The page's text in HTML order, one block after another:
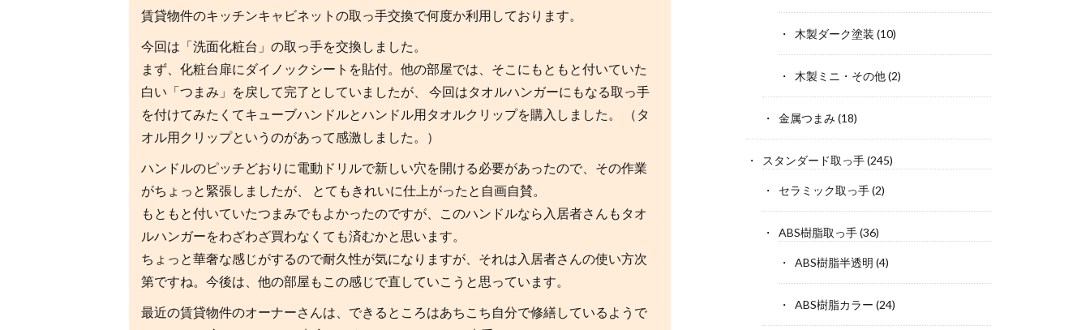
賃貸物件のキッチンキャビネットの取っ手交換で何度か利用しております。
今回は「洗面化粧台」の取っ手を交換しました。
まず、化粧台扉にダイノックシートを貼付。他の部屋では、そこにもともと付いていた
白い「つまみ」を戻して完了としていましたが、 今回はタオルハンガーにもなる取っ手
を付けてみたくてキューブハンドルとハンドル用タオルクリップを購入しました。 （タ
オル用クリップというのがあって感激しました。）
ハンドルのピッチどおりに電動ドリルで新しい穴を開ける必要があったので、その作業
がちょっと緊張しましたが、 とてもきれいに仕上がったと自画自賛。
もともと付いていたつまみでもよかったのですが、このハンドルなら入居者さんもタオ
ルハンガーをわざわざ買わなくても済むかと思います。
ちょっと華奢な感じがするので耐久性が気になりますが、それは入居者さんの使い方次
第ですね。今後は、他の部屋もこの感じで直していこうと思っています。
最近の賃貸物件のオーナーさんは、できるところはあちこち自分で修繕しているようで
木製ダーク塗装 (10)
木製ミニ・その他(2)
金属つまみ (18)
スタンダード取っ手(245)
セラミック取っ手(2)
ABS樹脂取っ手(36)
ABS樹脂半透明 (4)
ABS樹脂カラー (24)